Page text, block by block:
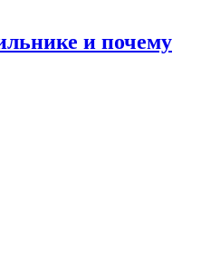
и почему